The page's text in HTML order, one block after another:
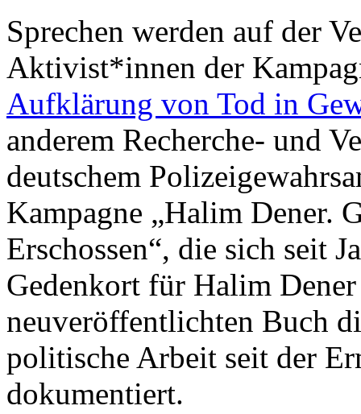
Sprechen werden auf der
Aktivist*innen der
Aufklärung von Tod in
anderem Recherche- und
deutschem
Kampagne „Halim Dener.
Erschossen“, die sich seit
Gedenkort für Halim
neuveröffentlichten Buch
politische Arbeit seit der
dokumentiert.